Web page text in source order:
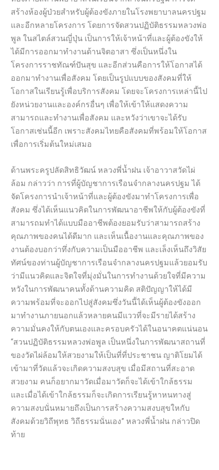
สร้างห้องผู้ป่วยสำหรับผู้ต้องขังภายในโรงพยาบาลนครปฐม
และอีกหลายโครงการ โดยการจัดสวนปฏิบัติธรรมหลวงพ่อ
พูล ในสไตล์สวนญี่ปุ่น เป็นการให้เจ้าหน้าที่และผู้ต้องขังให้
ได้มีการออกมาทำงานด้านจิตอาสา ซึ่งเป็นหนึ่งใน
โครงการราชทัณฑ์ปันสุข และอีกส่วนคือการให้โอกาสได้
ออกมาทำงานเพื่อสังคม โดยเป็นรูปแบบของสังคมที่ให้
โอกาสในเรียนรู้เพื่อบริการสังคม โดยจะโครงการเหล่านี้ไป
ยังหน่วยงานและองค์กรอื่นๆ เพื่อให้เข้าให้แสดงความ
สามารถและทำงานเพื่อสังคม และหวังว่าเขาจะได้รับ
โอกาสเช่นนี้อีก เพราะสังคมไทยคือสังคมที่พร้อมให้โอกาส
เพื่อการเริ่มต้นใหม่เสมอ
ด้านพระครูปลัดสิทธิวัฒน์ หลวงพี่น้ำฝน เจ้าอาวาสวัดไผ่
ล้อม กล่าวว่า การที่ผู้บัญชาการเรือนจำกลางนครปฐม ได้
จัดโครงการนำเจ้าหน้าที่และผู้ต้องขังมาทำโครงการเพื่อ
สังคม ซึ่งได้เห็นแนวคิดในการพัฒนาอาชีพให้กับผู้ต้องขังที่
สามารถมทำได้แบบมืออาชีพต้องยอมรับว่าสามารถสร้าง
คุณภาพของคนได้ดีมาก และเห็นเนื้องานและคุณภาพของ
งานต้องบอกว่าทึ่งกับความเป็นมืออาชีพ และเล็งเห็นถึงวิสัย
ทัศน์ของท่านผู้บัญชาการเรือนจำกลางนครปฐมแล้วยอมรับ
ว่ามีแนวคิดและจิตใจที่มุ่งมั่นในการทำงานด้วยใจที่มีความ
หวังในการพัฒนาคนทั้งด้านความคิด สติปัญญาให้ได้มี
ความพร้อมที่จะออกไปสู่สังคมซึ่งวันนี้ได้เห็นผู้ต้องขังออก
มาทำงานภายนอกแล้วหลายคนมีแววที่จะมีรายได้สร้าง
ความมั่นคงให้กับตนเองและครอบครัวได้ในอนาคตแน่นอน
“สวนปฏิบัติธรรมหลวงพ่อพูล เป็นหนึ่งในการพัฒนาสถานที่
ของวัดไผ่ล้อมให้สวยงามให้เป็นที่ที่ประชาชน ญาติโยมได้
เข้ามาที่วัดแล้วจะเกิดความสงบสุข เมื่อมีสถานที่สะอาด
สวยงาม คนก็อยากมาวัดเมื่อมาวัดก็จะได้เข้าใกล้ธรรม
และเมื่อได้เข้าใกล้ธรรมก็จะเกิดการเรียนรู้หาหนทางสู่
ความสงบนั่นหมายถึงเป็นการสร้างความสงบสุขใหกับ
สังคมด้วยวิถีพุทธ วิถีธรรมนั่นเอง” หลวงพี่น้ำฝน กล่าวปิด
ท้าย